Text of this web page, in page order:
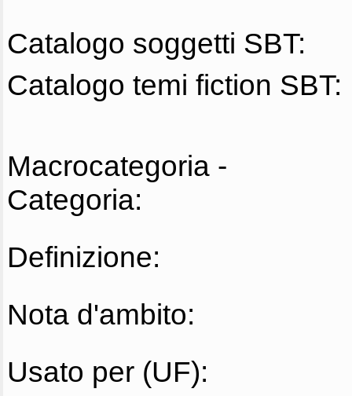
Catalogo soggetti SBT:
Catalogo temi fiction SBT:
Macrocategoria -
Categoria:
Definizione:
Nota d'ambito:
Usato per (UF):